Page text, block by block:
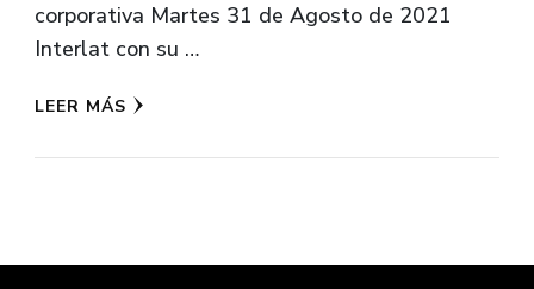
corporativa Martes 31 de Agosto de 2021
Interlat con su …
LEER MÁS